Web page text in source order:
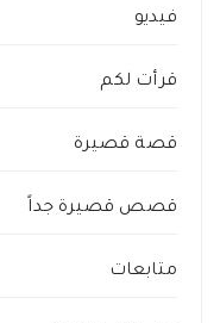
فيديو
قرأت لكم
قصة قصيرة
قصص قصيرة جداً
متابعات